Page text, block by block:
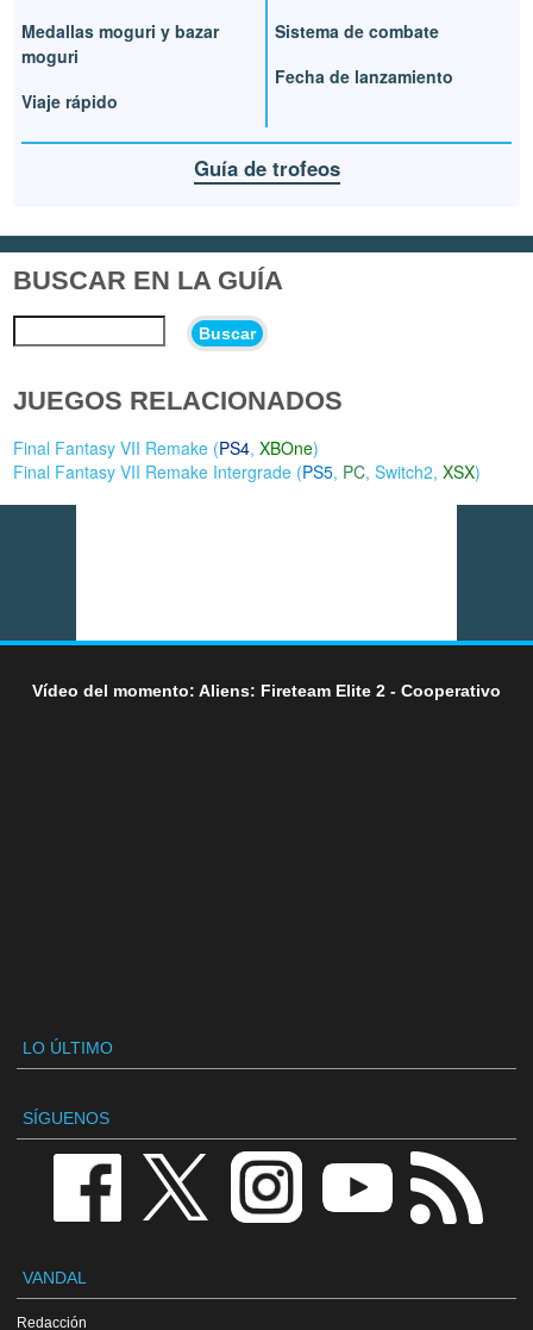
Medallas moguri y bazar
moguri
Viaje rápido
Sistema de combate
Fecha de lanzamiento
Guía de trofeos
BUSCAR EN LA GUÍA
Buscar
JUEGOS RELACIONADOS
Final Fantasy VII Remake (PS4,XBOne)
Final Fantasy VII Remake Intergrade (PS5, PC,Switch2,XSX)
Vídeo del momento: Aliens: Fireteam Elite 2 - Cooperativo
LO ÚLTIMO
SÍGUENOS
VANDAL
Redacción